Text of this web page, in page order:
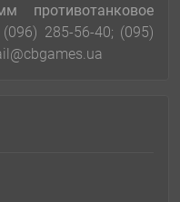
противотанковое
285-56-40; (095)